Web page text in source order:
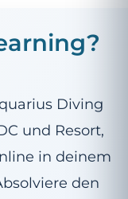
Diving
und Resort,
in deinem
den